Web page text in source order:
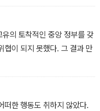
공식적으로 청조 황제에게 복
달성하는 것은 불가능했
영향력이 전혀 미치지않는
의 성원들이었기 때문이다.
제가 있다는 말로 요약될
다. 황제는 라마교도가 되지
배할 수 있었다. 그러나그는
그렇게 할 수 없었다.
의 토착적인 중앙 정부를 갖
협이 되지 못했다. 그 결과 만
떠한 행동도 취하지 않았다.